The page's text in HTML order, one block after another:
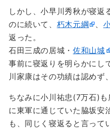
しかし、小早川秀秋が寝返
のに続いて、 朽木元綱 、
返った。
石田三成の居城・佐和山城
事前に寝返りを明らかにし
川家康はその功績は認めず
ちなみに小川祐忠(7万石)
に東軍に通じていた脇坂安
も、同じく寝返ると言って